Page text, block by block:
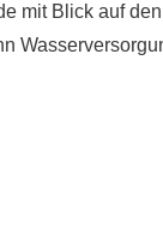
mit Blick auf